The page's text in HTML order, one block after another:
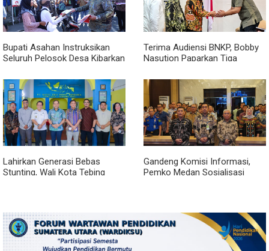
Bupati Asahan Instruksikan
Seluruh Pelosok Desa Kibarkan
Terima Audiensi BNKP, Bobby
Nasution Paparkan Tiga
Kepulauan Nias
Lahirkan Generasi Bebas
Stunting, Wali Kota Tebing
Gandeng Komisi Informasi,
Pemko Medan Sosialisasi